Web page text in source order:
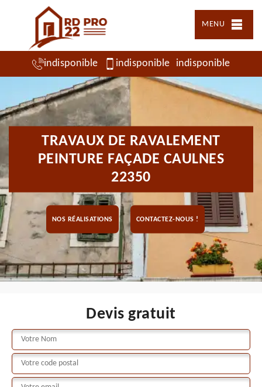
MENU
indisponible indisponible indisponible
TRAVAUX DE RAVALEMENT
PEINTURE FAÇADE CAULNES
22350
NOS RÉALISATIONS CONTACTEZ-NOUS !
Devis gratuit